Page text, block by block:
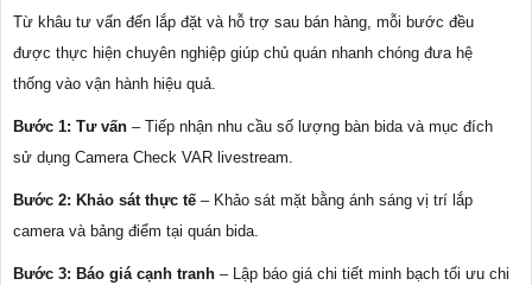
Từ khâu tư vấn đến lắp đặt và hỗ trợ sau bán hàng, mỗi bước đều
được thực hiện chuyên nghiệp giúp chủ quán nhanh chóng đưa hệ
thống vào vận hành hiệu quả.
Bước 1: Tư vấn – Tiếp nhận nhu cầu số lượng bàn bida và mục đích
sử dụng Camera Check VAR livestream.
Bước 2: Khảo sát thực tế – Khảo sát mặt bằng ánh sáng vị trí lắp
camera và bảng điểm tại quán bida.
Bước 3: Báo giá cạnh tranh – Lập báo giá chi tiết minh bạch tối ưu chi